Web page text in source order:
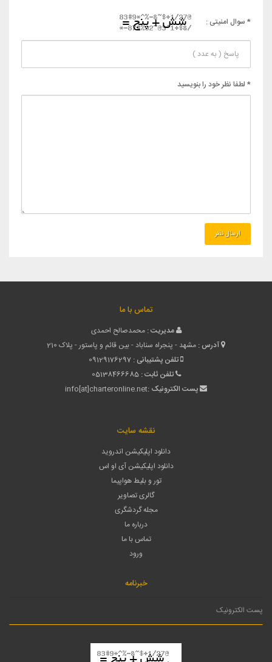
* سوال امنیتی :
* لطفا نظر خود را بنویسید
تماس با ما
مدیریت : محمدصالح احمدی
آدرس : مشهد - پنجراه سناباد - بین قائم و پاستور - پلاک 210
تلفن پشتیبانی : 09129176297
تلفن ثابت : 05138466685
پست الکترونیک :info[at]charteronline.net
نقشه سایت
دانلود اپلیکیشن اندروید
دانلود اپلیکیشن آی او اس
تور و بلیط هواپیما
گالری تصاویر
مجله گردشگری
درباره ما
تماس با ما
ورود
خبرنامه